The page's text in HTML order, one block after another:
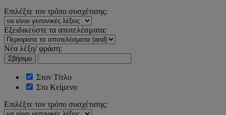
Επιλέξτε τον τρόπο συσχέτισης:
Εξειδικεύστε τα αποτελέσματα:
Νέα λέξη/ φράση:
Σβήσιμο
Στον Τίτλο
Στο Κείμενο
Επιλέξτε τον τρόπο συσχέτισης: